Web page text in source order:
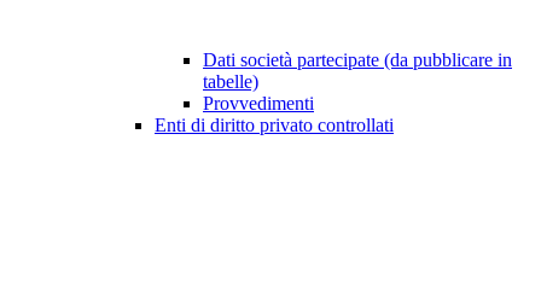
Dati società partecipate (da pubblicare in
tabelle)
Provvedimenti
Enti di diritto privato controllati